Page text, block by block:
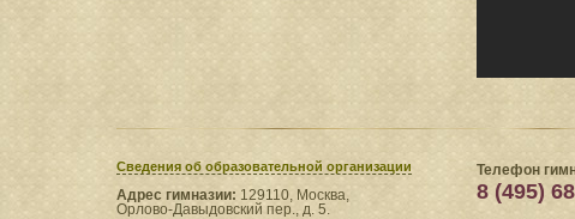
Сведения​ об образовательной организации
Адрес гимназии: 129110, Москва,
Орлово-Давыдовский пер., д. 5.
Телефон
8 (495)